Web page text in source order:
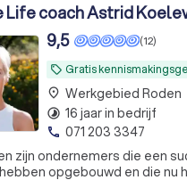
Life coach Astrid
local_offer Gratis
(12)
9,5
zijn ondernemers die een
opgebouwd en die nu
place Werkgebied Roden
timelapse 16 jaar in bedrijf
phone 071 203 3347